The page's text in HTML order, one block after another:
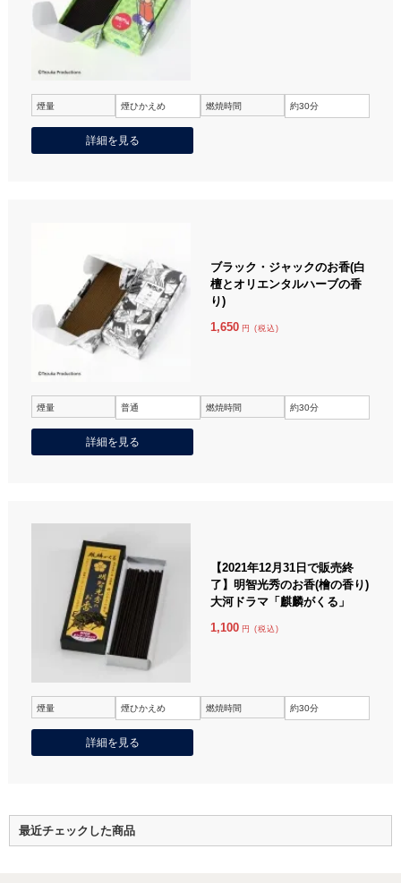
煙量 煙ひかえめ 燃焼時間 約30分
詳細を見る
ブラック・ジャックのお香(白
檀とオリエンタルハーブの香
り)
1,650 円 (税込)
煙量 普通 燃焼時間 約30分
詳細を見る
【2021年12月31日で販売終
了】明智光秀のお香(檜の香り)
大河ドラマ「麒麟がくる」
1,100 円 (税込)
煙量 煙ひかえめ 燃焼時間 約30分
詳細を見る
最近チェックした商品